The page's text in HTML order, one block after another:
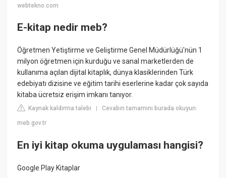
webtekno.com
E-kitap nedir meb?
Öğretmen Yetiştirme ve Geliştirme Genel Müdürlüğü'nün 1
milyon öğretmen için kurduğu ve sanal marketlerden de
kullanıma açılan dijital kitaplık, dünya klasiklerinden Türk
edebiyatı dizisine ve eğitim tarihi eserlerine kadar çok sayıda
kitaba ücretsiz erişim imkanı tanıyor.
Kaynak kaldırma talebi |Cevabın tamamını burada okuyun:
meb.gov.tr
En iyi kitap okuma uygulaması hangisi?
Google Play Kitaplar